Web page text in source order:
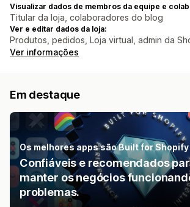
Visualizar dados de membros da equipe e
Titular da loja, colaboradores do blog
Ver e editar dados da loja:
Produtos, pedidos, Loja virtual, admin da
Ver informações
Em destaque
Os melhores apps são Built for Shopify
Confiáveis e recomendados
manter os negócios
problemas.